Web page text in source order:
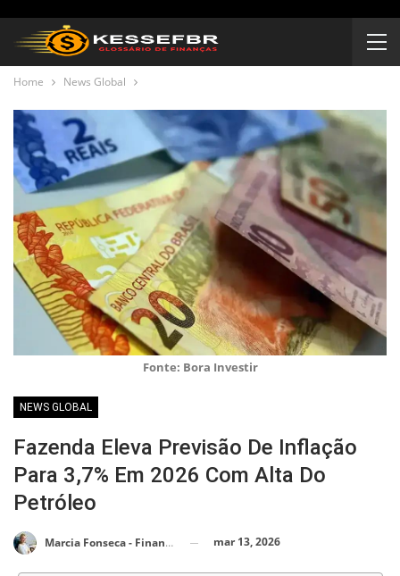
Home News Global
Fonte: Bora Investir
NEWS GLOBAL
Fazenda Eleva Previsão De Inflação
Para 3,7% Em 2026 Com Alta Do
Petróleo
Marcia Fonseca - Financial Consultant mar 13, 2026